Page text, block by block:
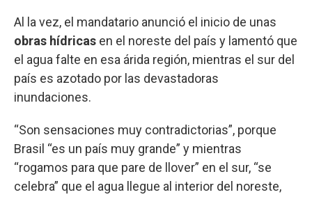
Al la vez, el mandatario anunció el inicio de unas
obras hídricas en el noreste del país y lamentó que
el agua falte en esa árida región, mientras el sur del
país es azotado por las devastadoras
inundaciones.
“Son sensaciones muy contradictorias”, porque
Brasil “es un país muy grande” y mientras
“rogamos para que pare de llover” en el sur, “se
celebra” que el agua llegue al interior del noreste,